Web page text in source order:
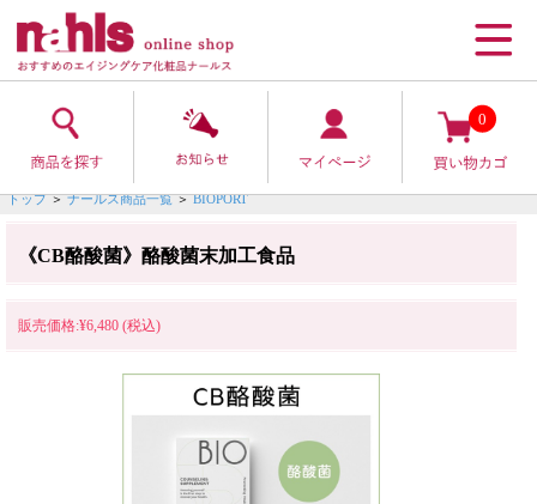
0
トップ ＞ ナールス商品一覧 ＞ BIOPORT
《CB酪酸菌》酪酸菌末加工食品
販売価格:¥6,480 (税込)